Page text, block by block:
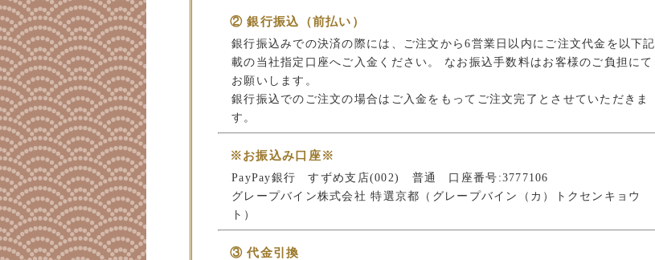
② 銀行振込（前払い）
銀行振込みでの決済の際には、ご注文から6営業日以内にご注文代金を以下記
載の当社指定口座へご入金ください。 なお振込手数料はお客様のご負担にて
お願いします。
銀行振込でのご注文の場合はご入金をもってご注文完了とさせていただきま
す。
※お振込み口座※
PayPay銀行 すずめ支店(002) 普通 口座番号:3777106
グレープバイン株式会社 特選京都（グレープバイン（カ）トクセンキョウ
ト）
③ 代金引換